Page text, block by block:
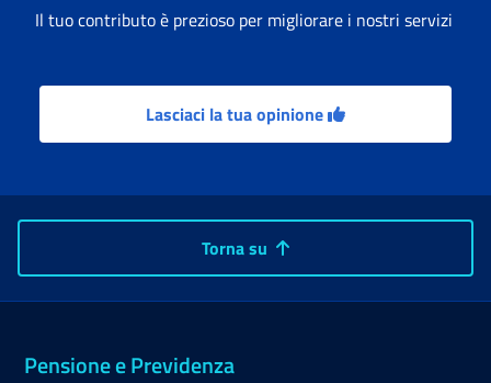
Il tuo contributo è prezioso per migliorare i nostri servizi
Lasciaci la tua opinione
Torna su
Pensione e Previdenza